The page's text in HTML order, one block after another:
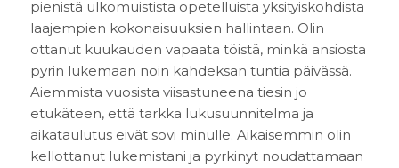
pienistä ulkomuistista opetelluista yksityiskohdista
laajempien kokonaisuuksien hallintaan. Olin
ottanut kuukauden vapaata töistä, minkä ansiosta
pyrin lukemaan noin kahdeksan tuntia päivässä.
Aiemmista vuosista viisastuneena tiesin jo
etukäteen, että tarkka lukusuunnitelma ja
aikataulutus eivät sovi minulle. Aikaisemmin olin
kellottanut lukemistani ja pyrkinyt noudattamaan